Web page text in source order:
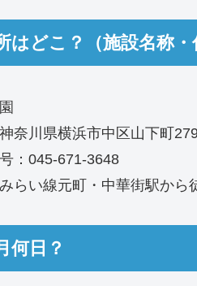
はどこ？（施設名称・
奈川県横浜市中区山下町
：045-671-3648
らい線元町・中華街駅から
何日？